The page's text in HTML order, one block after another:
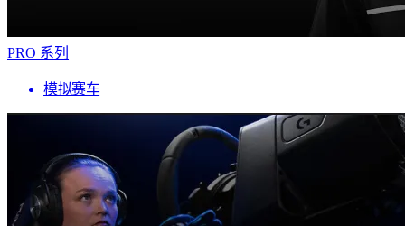
PRO 系列
模拟赛车